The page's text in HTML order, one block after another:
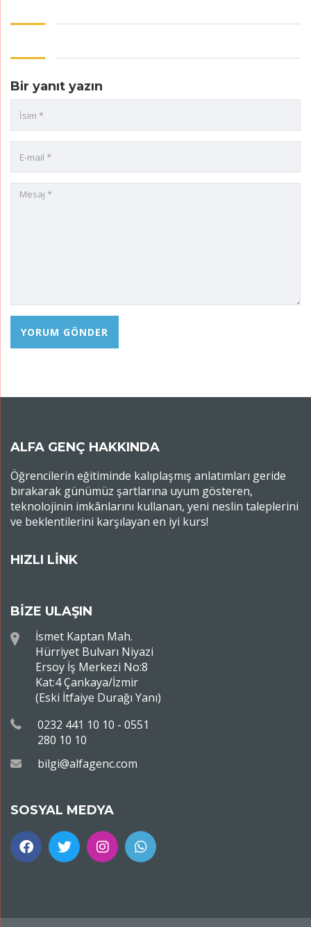
Bir yanıt yazın
ALFA GENÇ HAKKINDA
Öğrencilerin eğitiminde kalıplaşmış anlatımları geride
bırakarak günümüz şartlarına uyum gösteren,
teknolojinin imkânlarını kullanan, yeni neslin taleplerini
ve beklentilerini karşılayan en iyi kurs!
HIZLI LİNK
BİZE ULAŞIN
İsmet Kaptan Mah.
Hürriyet Bulvarı Niyazi
Ersoy İş Merkezi No:8
Kat:4 Çankaya/İzmir
(Eski İtfaiye Durağı Yanı)
0232 441 10 10 - 0551
280 10 10
bilgi@alfagenc.com
SOSYAL MEDYA